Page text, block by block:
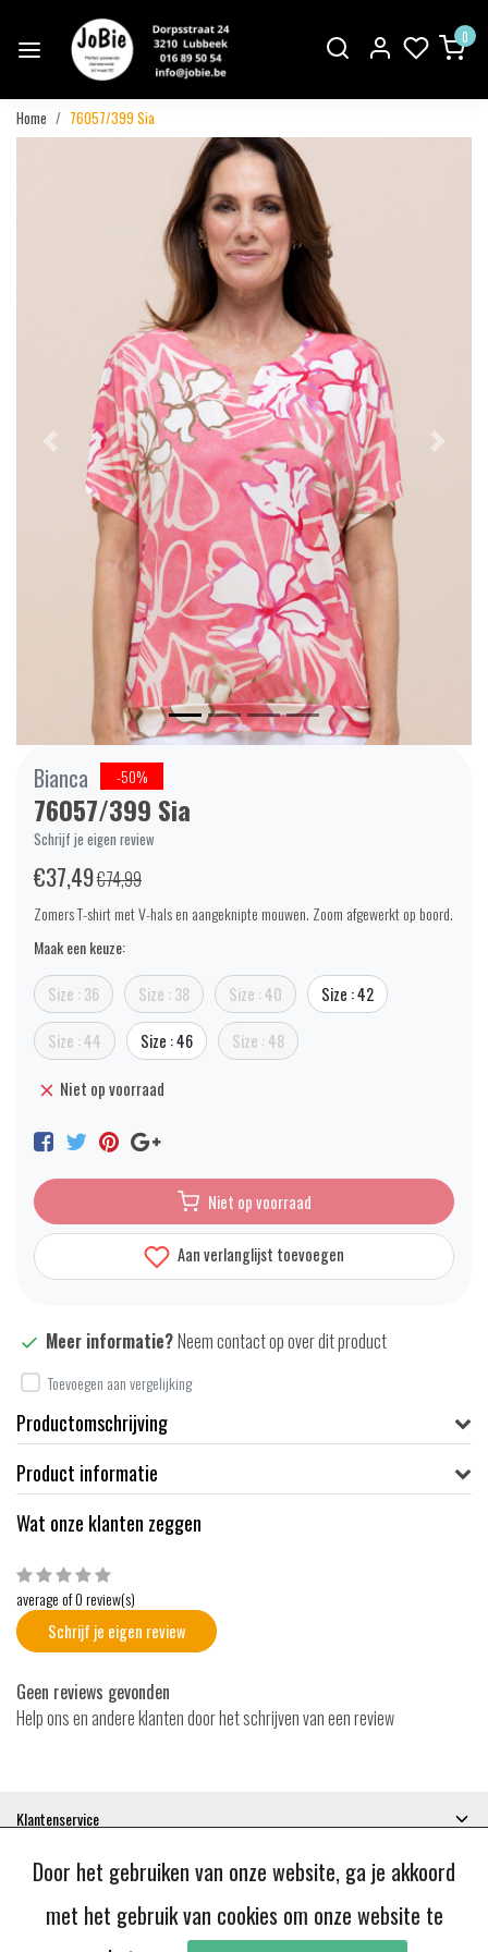
0
Home 76057/399 Sia
Vorige
Bianca -50%
76057/399 Sia
Schrijf je eigen review
€37,49€74,99
Zomers T-shirt met V-hals en aangeknipte mouwen. Zoom afgewerkt op boord.
Maak een keuze:
Size : 36 Size : 38 Size : 40 Size : 42
Size : 44 Size : 46 Size : 48
Niet op voorraad
Niet op voorraad
Aan verlanglijst toevoegen
Meer informatie?Neem contact op over dit product
Toevoegen aan vergelijking
Productomschrijving
Product informatie
Wat onze klanten zeggen
average of 0 review(s)
Schrijf je eigen review
Geen reviews gevonden
Help ons en andere klanten door het schrijven van een review
Klantenservice
Categorieën
Contactgegevens
Door het gebruiken van onze website, ga je akkoord
met het gebruik van cookies om onze website te